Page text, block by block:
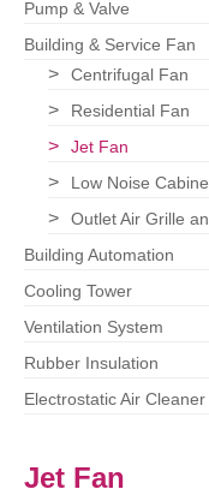
Pump & Valve
Building & Service Fan
Centrifugal Fan
Residential Fan
Jet Fan
Low Noise
Outlet Air Grille
Building Automation
Cooling Tower
Ventilation System
Rubber Insulation
Electrostatic Air Cleaner
Jet Fan